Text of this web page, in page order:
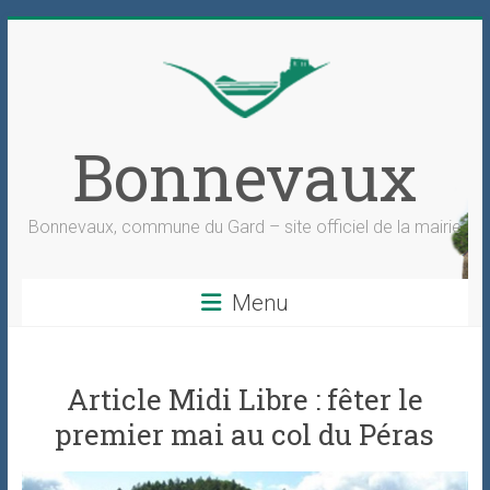
Bonnevaux
Bonnevaux, commune du Gard – site officiel de la mairie
Menu
Article Midi Libre : fêter le
premier mai au col du Péras